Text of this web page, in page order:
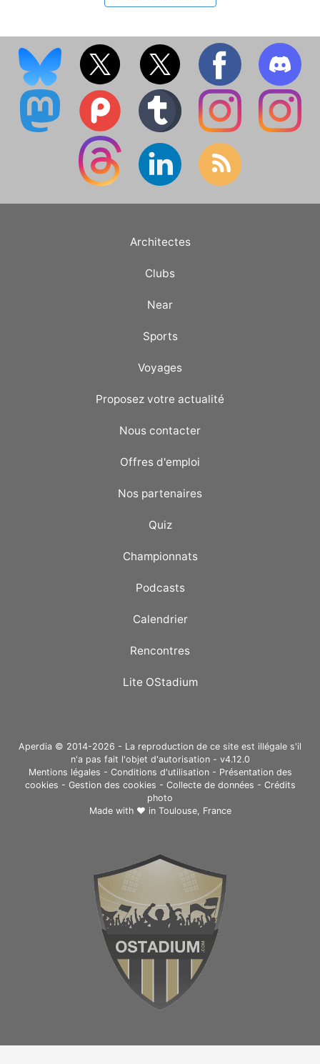
Architectes
Clubs
Near
Sports
Voyages
Proposez votre actualité
Nous contacter
Offres d'emploi
Nos partenaires
Quiz
Championnats
Podcasts
Calendrier
Rencontres
Lite OStadium
Aperdia © 2014-2026 - La reproduction de ce site est illégale s'il
n'a pas fait l'objet d'autorisation - v4.12.0
Mentions légales - Conditions d'utilisation- Présentation des
cookies - Gestion des cookies - Collecte de données - Crédits
photo
Made with ❤ in Toulouse, France